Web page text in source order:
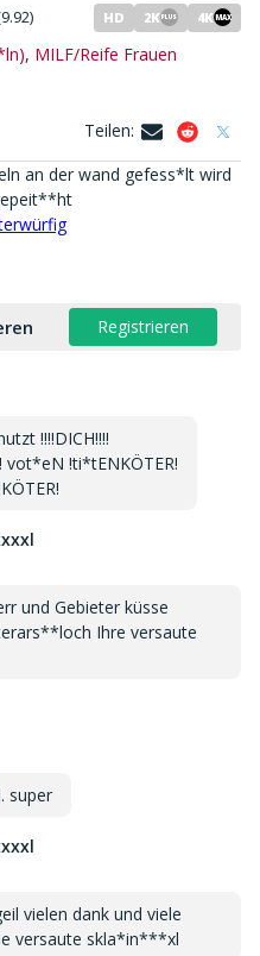
HD 2K PLUS 4KMAX
, MILF/Reife Frauen
Teilen:
an der wand gefess*lt wird
Registrieren
!!!!DICH!!!!
!ti*tENKÖTER!
und Gebieter küsse
Ihre versaute
super
vielen dank und viele
versaute skla*in***xl